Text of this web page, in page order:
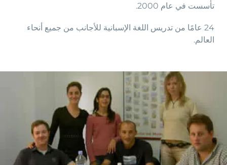
تأسست في عام 2000.
24 عامًا من تدريس اللغة الإسبانية للأجانب من جميع أنحاء
العالم.